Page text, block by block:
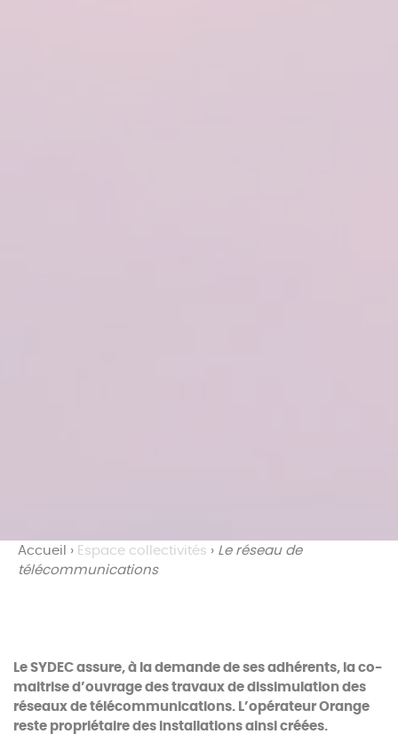
Accueil › Espace collectivités › Le réseau de
télécommunications
Le SYDEC assure, à la demande de ses adhérents, la co-
maitrise d’ouvrage des travaux de dissimulation des
réseaux de télécommunications. L’opérateur Orange
reste propriétaire des installations ainsi créées.